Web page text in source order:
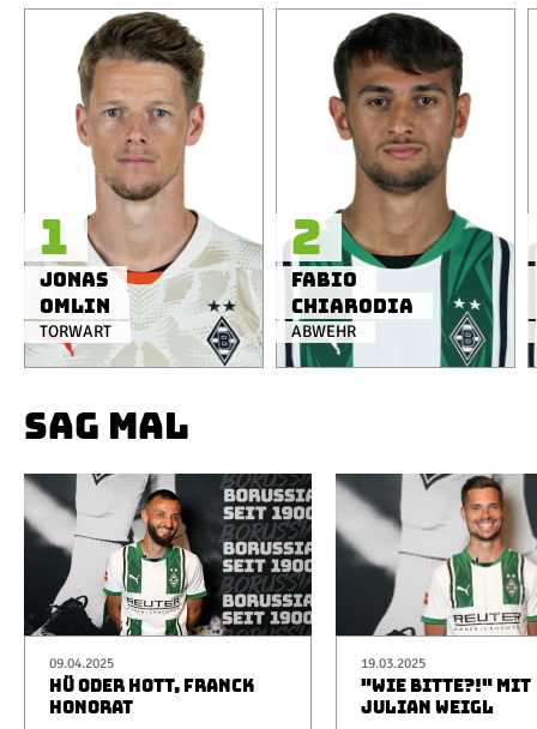
TORWART
Jonas
Omlin
1
ABWEHR
Fabio
Chiarodia
2
SAG MAL
09.04.2025
HÜ ODER HOTT, FRANCK
HONORAT
19.03.2025
"WIE BITTE?!" MIT
JULIAN WEIGL